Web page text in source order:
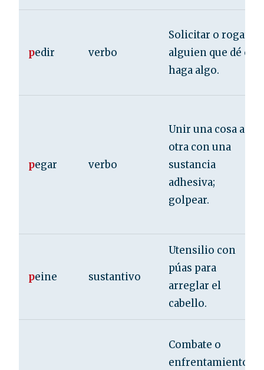
pedir verbo
Solicitar o rogar a
alguien que dé o
haga algo.
pegar verbo
Unir una cosa a
otra con una
sustancia
adhesiva;
golpear.
peine sustantivo
Utensilio con
púas para
arreglar el
cabello.
Combate o
enfrentamiento